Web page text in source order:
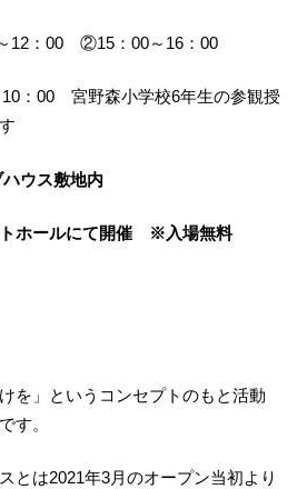
12：00 ②15：00～16：00
：00 宮野森小学校6年生の参観授
ハウス敷地内
ホールにて開催 ※入場無料
を」というコンセプトのもと活動
す。
とは2021年3月のオープン当初より